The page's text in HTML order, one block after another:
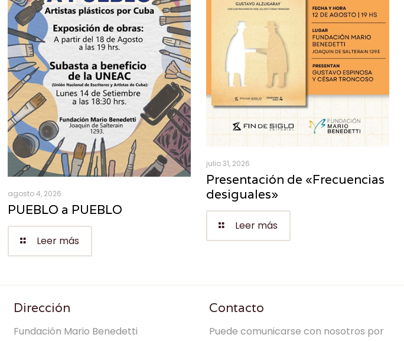
agosto 4, 2026
PUEBLO a PUEBLO
Leer más
julio 31, 2026
Presentación de «Frecuencias
desiguales»
Leer más
Dirección
Fundación Mario Benedetti
Contacto
Puede comunicarse con nosotros por